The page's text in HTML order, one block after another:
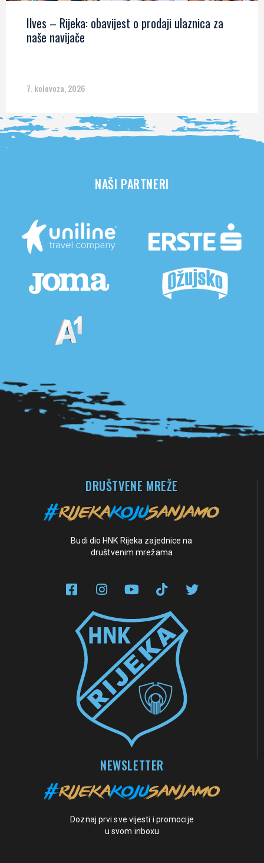
Ilves – Rijeka: obavijest o prodaji ulaznica za
naše navijače
7. kolovoza, 2026
NAŠI PARTNERI
DRUŠTVENE MREŽE
Budi dio HNK Rijeka zajednice na
društvenim mrežama
NEWSLETTER
Doznaj prvi sve vijesti i promocije
u svom inboxu